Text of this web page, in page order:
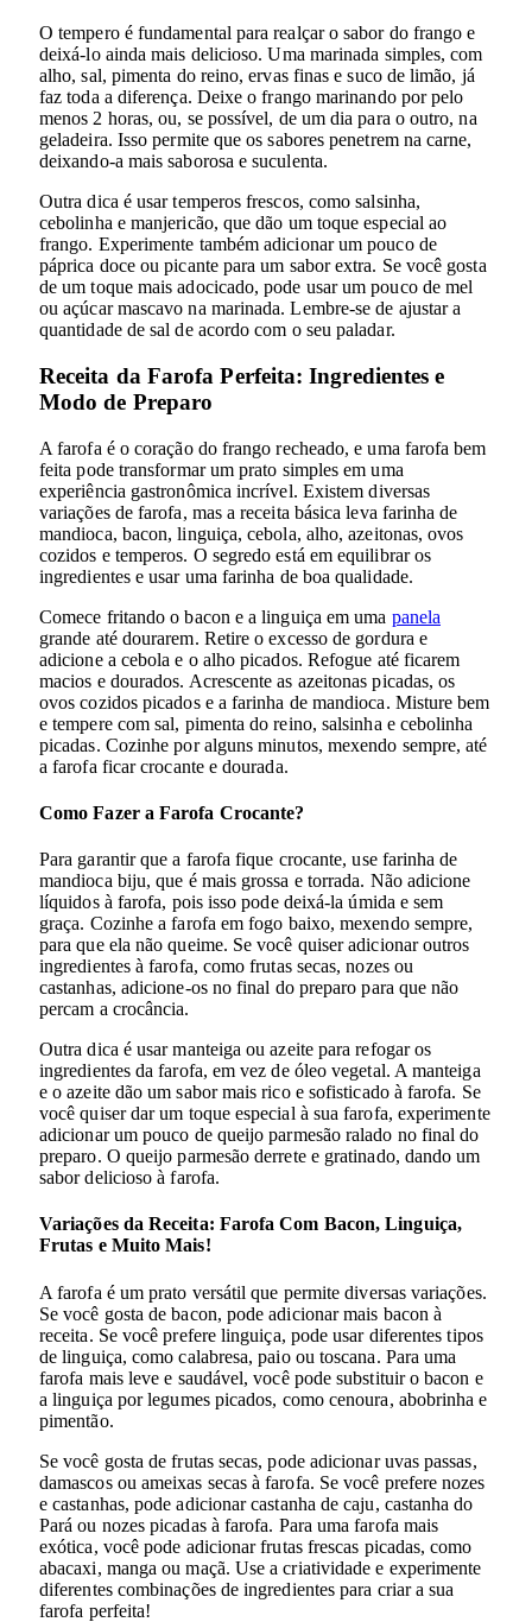
O tempero é fundamental para realçar o sabor do frango e
deixá-lo ainda mais delicioso. Uma marinada simples, com
alho, sal, pimenta do reino, ervas finas e suco de limão, já
faz toda a diferença. Deixe o frango marinando por pelo
menos 2 horas, ou, se possível, de um dia para o outro, na
geladeira. Isso permite que os sabores penetrem na carne,
deixando-a mais saborosa e suculenta.
Outra dica é usar temperos frescos, como salsinha,
cebolinha e manjericão, que dão um toque especial ao
frango. Experimente também adicionar um pouco de
páprica doce ou picante para um sabor extra. Se você gosta
de um toque mais adocicado, pode usar um pouco de mel
ou açúcar mascavo na marinada. Lembre-se de ajustar a
quantidade de sal de acordo com o seu paladar.
Receita da Farofa Perfeita: Ingredientes e
Modo de Preparo
A farofa é o coração do frango recheado, e uma farofa bem
feita pode transformar um prato simples em uma
experiência gastronômica incrível. Existem diversas
variações de farofa, mas a receita básica leva farinha de
mandioca, bacon, linguiça, cebola, alho, azeitonas, ovos
cozidos e temperos. O segredo está em equilibrar os
ingredientes e usar uma farinha de boa qualidade.
Comece fritando o bacon e a linguiça em uma panela
grande até dourarem. Retire o excesso de gordura e
adicione a cebola e o alho picados. Refogue até ficarem
macios e dourados. Acrescente as azeitonas picadas, os
ovos cozidos picados e a farinha de mandioca. Misture bem
e tempere com sal, pimenta do reino, salsinha e cebolinha
picadas. Cozinhe por alguns minutos, mexendo sempre, até
a farofa ficar crocante e dourada.
Como Fazer a Farofa Crocante?
Para garantir que a farofa fique crocante, use farinha de
mandioca biju, que é mais grossa e torrada. Não adicione
líquidos à farofa, pois isso pode deixá-la úmida e sem
graça. Cozinhe a farofa em fogo baixo, mexendo sempre,
para que ela não queime. Se você quiser adicionar outros
ingredientes à farofa, como frutas secas, nozes ou
castanhas, adicione-os no final do preparo para que não
percam a crocância.
Outra dica é usar manteiga ou azeite para refogar os
ingredientes da farofa, em vez de óleo vegetal. A manteiga
e o azeite dão um sabor mais rico e sofisticado à farofa. Se
você quiser dar um toque especial à sua farofa, experimente
adicionar um pouco de queijo parmesão ralado no final do
preparo. O queijo parmesão derrete e gratinado, dando um
sabor delicioso à farofa.
Variações da Receita: Farofa Com Bacon, Linguiça,
Frutas e Muito Mais!
A farofa é um prato versátil que permite diversas variações.
Se você gosta de bacon, pode adicionar mais bacon à
receita. Se você prefere linguiça, pode usar diferentes tipos
de linguiça, como calabresa, paio ou toscana. Para uma
farofa mais leve e saudável, você pode substituir o bacon e
a linguiça por legumes picados, como cenoura, abobrinha e
pimentão.
Se você gosta de frutas secas, pode adicionar uvas passas,
damascos ou ameixas secas à farofa. Se você prefere nozes
e castanhas, pode adicionar castanha de caju, castanha do
Pará ou nozes picadas à farofa. Para uma farofa mais
exótica, você pode adicionar frutas frescas picadas, como
abacaxi, manga ou maçã. Use a criatividade e experimente
diferentes combinações de ingredientes para criar a sua
farofa perfeita!